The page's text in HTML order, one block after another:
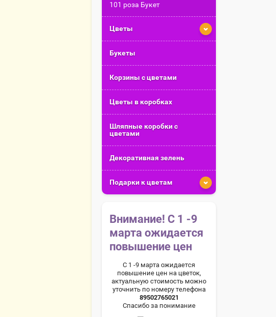
101 роза Букет
Цветы
Букеты
Корзины с цветами
Цветы в коробках
Шляпные коробки с
цветами
Декоративная зелень
Подарки к цветам
Внимание! С 1 -9
марта ожидается
повышение цен
С 1 -9 марта ожидается
повышение цен на цветок,
актуальную стоимость можно
уточнить по номеру телефона
89502765021
Спасибо за понимание